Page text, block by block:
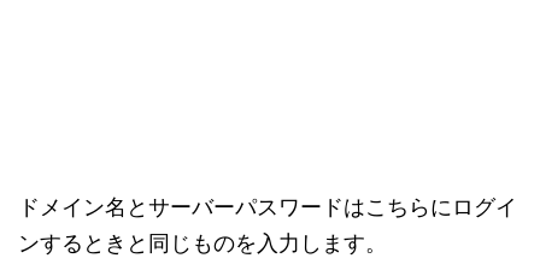
ドメイン名とサーバーパスワードはこちらにログイ
ンするときと同じものを入力します。